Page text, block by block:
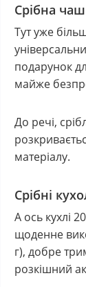
Срібна
Тут уже
подарунок
майже
До речі,
матеріалу.
Срібні
А ось кухлі
щоденне
г), добре
розкішний